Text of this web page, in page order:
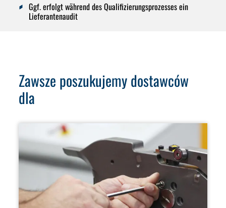
Ggf. erfolgt während des Qualifizierungsprozesses ein
Lieferantenaudit
Zawsze poszukujemy dostawców
dla